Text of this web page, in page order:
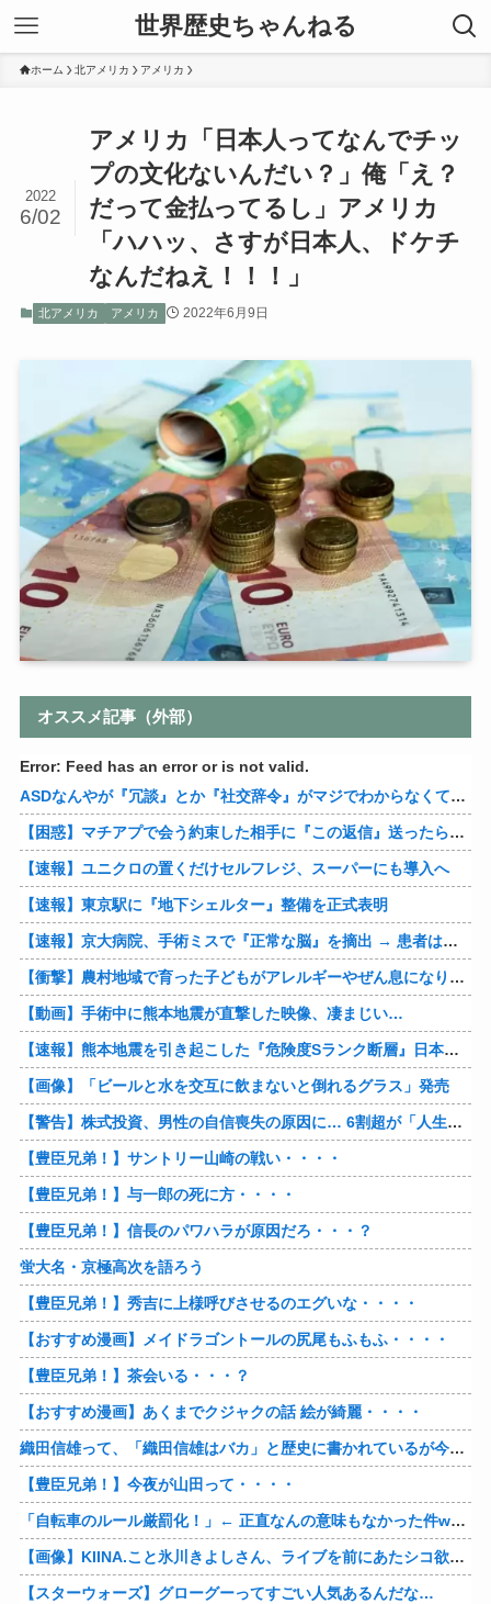
世界歴史ちゃんねる
ホーム 北アメリカ アメリカ
アメリカ「日本人ってなんでチッ
プの文化ないんだい？」俺「え？
だって金払ってるし」アメリカ
「ハハッ、さすが日本人、ドケチ
なんだねえ！！！」
2022
6/02
北アメリカ アメリカ 2022年6月9日
オススメ記事（外部）
Error: Feed has an error or is not valid.
ASDなんやが『冗談』とか『社交辞令』がマジでわからなくて怖い
【困惑】マチアプで会う約束した相手に『この返信』送ったらブロックされたんやが…
【速報】ユニクロの置くだけセルフレジ、スーパーにも導入へ
【速報】東京駅に『地下シェルター』整備を正式表明
【速報】京大病院、手術ミスで『正常な脳』を摘出 → 患者は自発呼吸不可能な植物状態に
【衝撃】農村地域で育った子どもがアレルギーやぜん息になりにくい『農場効果』を引き起こす細菌が判明
【動画】手術中に熊本地震が直撃した映像、凄まじい…
【速報】熊本地震を引き起こした『危険度Sランク断層』日本のド真ん中に10カ所もあると判明
【画像】「ビールと水を交互に飲まないと倒れるグラス」発売
【警告】株式投資、男性の自信喪失の原因に… 6割超が「人生の敗者」自認
【豊臣兄弟！】サントリー山崎の戦い・・・・
【豊臣兄弟！】与一郎の死に方・・・・
【豊臣兄弟！】信長のパワハラが原因だろ・・・？
蛍大名・京極高次を語ろう
【豊臣兄弟！】秀吉に上様呼びさせるのエグいな・・・・
【おすすめ漫画】メイドラゴントールの尻尾もふもふ・・・・
【豊臣兄弟！】茶会いる・・・？
【おすすめ漫画】あくまでクジャクの話 絵が綺麗・・・・
織田信雄って、「織田信雄はバカ」と歴史に書かれているが今まで家が残っているんでバカではないよな？
【豊臣兄弟！】今夜が山田って・・・・
「自転車のルール厳罰化！」← 正直なんの意味もなかった件www
【画像】KIINA.こと氷川きよしさん、ライブを前にあたシコ欲全開www
【スターウォーズ】グローグーってすごい人気あるんだな…